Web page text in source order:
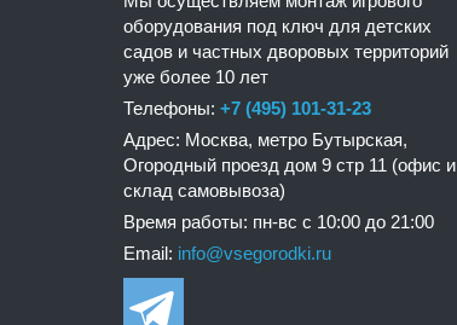
оборудования под ключ для детских
садов и частных дворовых территорий
уже более 10 лет
Телефоны: +7 (495) 101-31-23
Адрес: Москва, метро Бутырская,
Огородный проезд дом 9 стр 11 (офис и
склад самовывоза)
Время работы: пн-вс с 10:00 до 21:00
Email: info@vsegorodki.ru